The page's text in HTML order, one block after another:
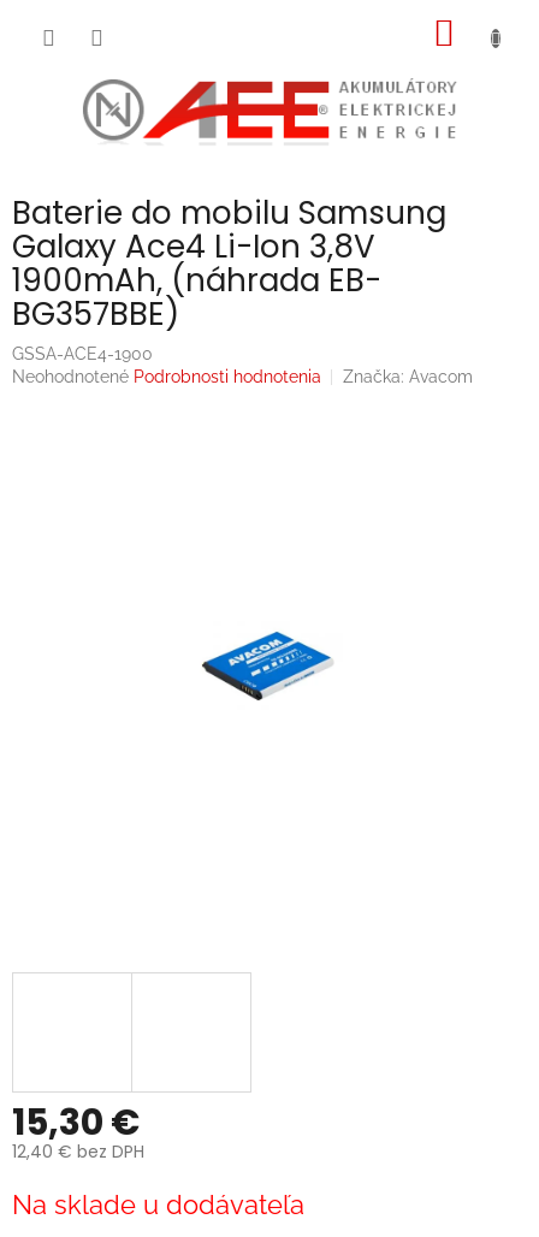
Baterie do mobilu Samsung
Galaxy Ace4 Li-Ion 3,8V
1900mAh, (náhrada EB-
BG357BBE)
GSSA-ACE4-1900
Priemerné
Neohodnotené Podrobnosti hodnotenia Značka: Avacom
15,30 €
12,40 € bez DPH
cena:
Na sklade u dodávateľa